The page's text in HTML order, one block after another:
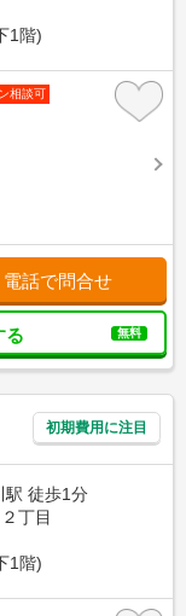
1階)
相談可
電話で問合せ
る 無料
初期費用に注目
駅 徒歩1分
丁目
1階)